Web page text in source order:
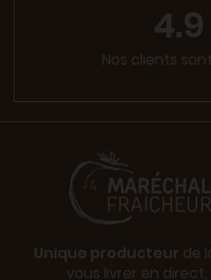
Nos clients
Unique producteur de
vous livrer en direct,